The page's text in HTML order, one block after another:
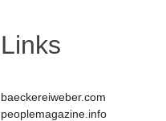
Links
baeckereiweber.com
peoplemagazine.info